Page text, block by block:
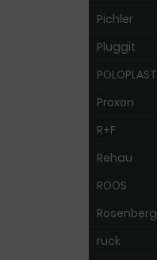
Pichler
Pluggit
POLOPLAST
Proxon
R+F
Rehau
ROOS
Rosenberg
ruck